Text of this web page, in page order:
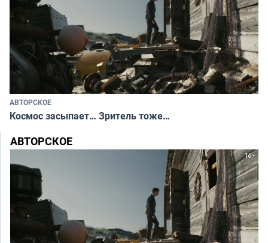
АВТОРСКОЕ
Космос засыпает… Зритель тоже…
АВТОРСКОЕ